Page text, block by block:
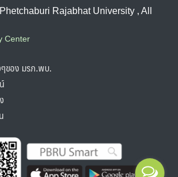
Rajabhat University , All
Center
ของ มรภ.พบ.